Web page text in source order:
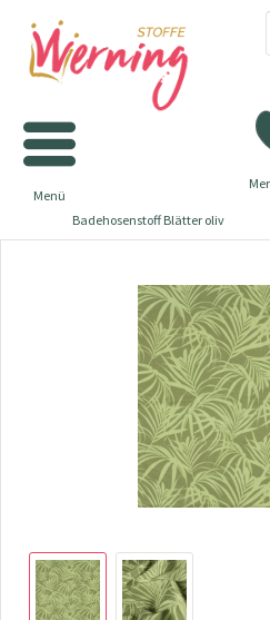
Menü
Badehosenstoff Blätter oliv